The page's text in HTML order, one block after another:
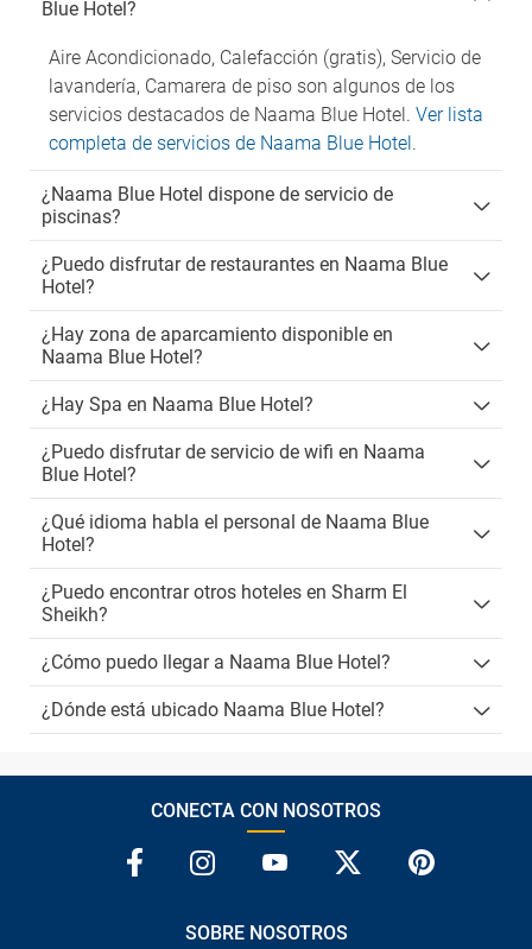
Blue Hotel?
Aire Acondicionado, Calefacción (gratis), Servicio de
lavandería, Camarera de piso son algunos de los
servicios destacados de Naama Blue Hotel. Ver lista
completa de servicios de Naama Blue Hotel.
¿Naama Blue Hotel dispone de servicio de
piscinas?
¿Puedo disfrutar de restaurantes en Naama Blue
Hotel?
¿Hay zona de aparcamiento disponible en
Naama Blue Hotel?
¿Hay Spa en Naama Blue Hotel?
¿Puedo disfrutar de servicio de wifi en Naama
Blue Hotel?
¿Qué idioma habla el personal de Naama Blue
Hotel?
¿Puedo encontrar otros hoteles en Sharm El
Sheikh?
¿Cómo puedo llegar a Naama Blue Hotel?
¿Dónde está ubicado Naama Blue Hotel?
CONECTA CON NOSOTROS
SOBRE NOSOTROS